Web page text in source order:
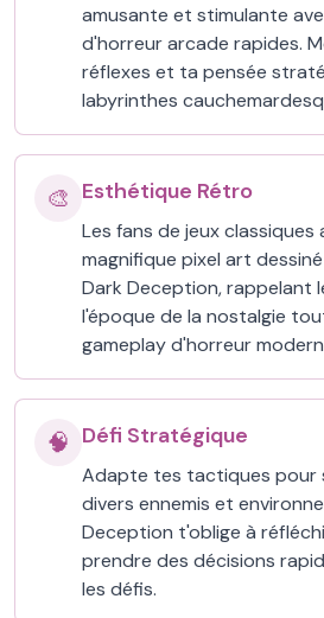
amusante et stimulante
d'horreur arcade rapides.
réflexes et ta pensée
labyrinthes
🎨 Esthétique Rétro
Les fans de jeux
magnifique pixel art
Dark Deception, rappelant
l'époque de la nostalgie
gameplay d'horreur
🧠 Défi Stratégique
Adapte tes tactiques pour
divers ennemis et
Deception t'oblige à
prendre des décisions
les défis.